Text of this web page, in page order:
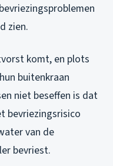
zien.
komt, en plots
buitenkraan
niet beseffen is dat
bevriezingsrisico
van de
bevriest.